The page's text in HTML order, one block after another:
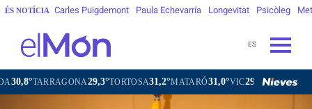
ÉS NOTÍCIA Carles Puigdemont Paula Echevarría Longevitat Psicòleg
ES
29,3°TORTOSA31,2°MATARÓ31,0°VIC29,7°VILAFRANCA DEL